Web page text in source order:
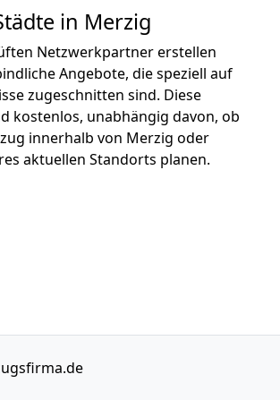
in Merzig
Netzwerkpartner erstellen
Angebote, die speziell auf
zugeschnitten sind. Diese
kostenlos, unabhängig davon, ob
innerhalb von Merzig oder
aktuellen Standorts planen.